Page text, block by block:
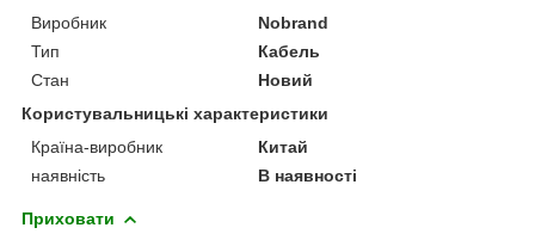
Виробник
Nobrand
Тип
Кабель
Стан
Новий
Користувальницькі характеристики
Країна-виробник
Китай
наявність
В наявності
Приховати